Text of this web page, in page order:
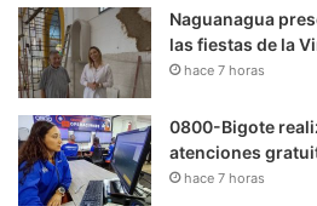
Naguanagua
las fiestas de la
hace 7 horas
0800-Bigote
atenciones
hace 7 horas